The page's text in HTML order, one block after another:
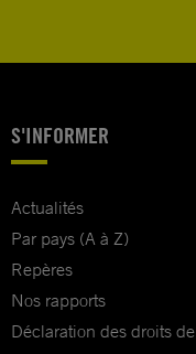
S'INFORMER
Actualités
Par pays (A à Z)
Repères
Nos rapports
Déclaration des droits de